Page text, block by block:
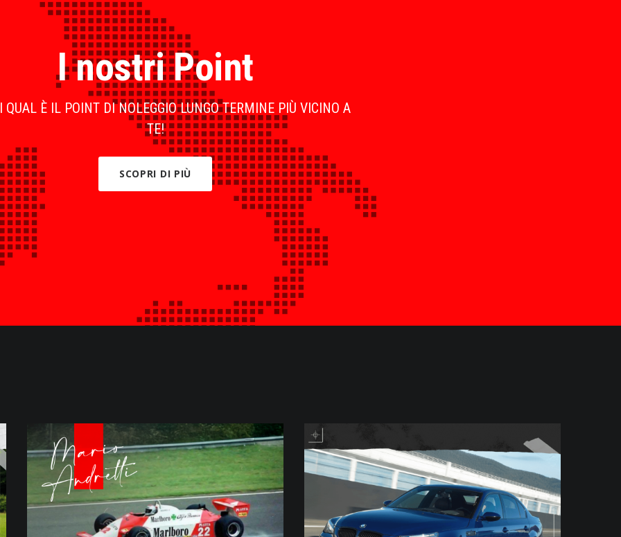
I nostri Point
QUAL È IL POINT DI NOLEGGIO LUNGO TERMINE PIÙ VICINO A
TE!
SCOPRI DI PIÙ